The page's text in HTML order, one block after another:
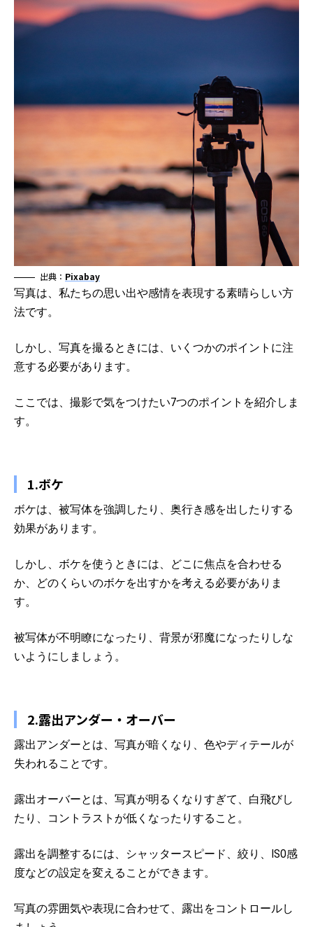
出典： Pixabay
写真は、私たちの思い出や感情を表現する素晴らしい方
法です。
しかし、写真を撮るときには、いくつかのポイントに注
意する必要があります。
ここでは、撮影で気をつけたい7つのポイントを紹介しま
す。
1.ボケ
ボケは、被写体を強調したり、奥行き感を出したりする
効果があります。
しかし、ボケを使うときには、どこに焦点を合わせる
か、どのくらいのボケを出すかを考える必要がありま
す。
被写体が不明瞭になったり、背景が邪魔になったりしな
いようにしましょう。
2.露出アンダー・オーバー
露出アンダーとは、写真が暗くなり、色やディテールが
失われることです。
露出オーバーとは、写真が明るくなりすぎて、白飛びし
たり、コントラストが低くなったりすること。
露出を調整するには、シャッタースピード、絞り、ISO感
度などの設定を変えることができます。
写真の雰囲気や表現に合わせて、露出をコントロールし